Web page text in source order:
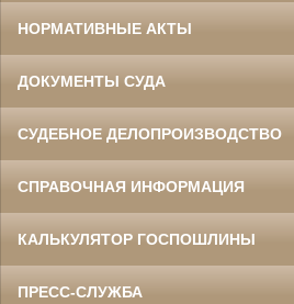
НОРМАТИВНЫЕ АКТЫ
ДОКУМЕНТЫ СУДА
СУДЕБНОЕ ДЕЛОПРОИЗВОДСТВО
СПРАВОЧНАЯ ИНФОРМАЦИЯ
КАЛЬКУЛЯТОР ГОСПОШЛИНЫ
ПРЕСС-СЛУЖБА